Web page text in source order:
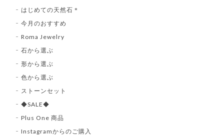
はじめての天然石＊
今月のおすすめ
Roma Jewelry
石から選ぶ
形から選ぶ
色から選ぶ
ストーンセット
◆SALE◆
Plus One 商品
Instagramからのご購入